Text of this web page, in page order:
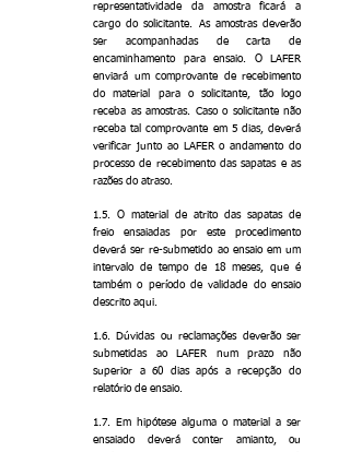
representatividade da amostra ficará a
cargo do solicitante. As amostras deverão
ser acompanhadas de carta de
encaminhamento para ensaio. O LAFER
enviará um comprovante de recebimento
do material para o solicitante, tão logo
receba as amostras. Caso o solicitante não
receba tal comprovante em 5 dias, deverá
verificar junto ao LAFER o andamento do
processo de recebimento das sapatas e as
razões do atraso.
1.5. O material de atrito das sapatas de
freio ensaiadas por este procedimento
deverá ser re-submetido ao ensaio em um
intervalo de tempo de 18 meses, que é
também o período de validade do ensaio
descrito aqui.
1.6. Dúvidas ou reclamações deverão ser
submetidas ao LAFER num prazo não
superior a 60 dias após a recepção do
relatório de ensaio.
1.7. Em hipótese alguma o material a ser
ensaiado deverá conter amianto, ou